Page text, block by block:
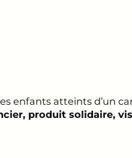
enfants atteints d’un
produit solidaire,